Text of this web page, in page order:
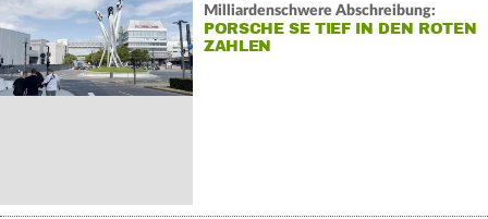
Milliardenschwere Abschreibung:
PORSCHE SE TIEF IN DEN ROTEN
ZAHLEN